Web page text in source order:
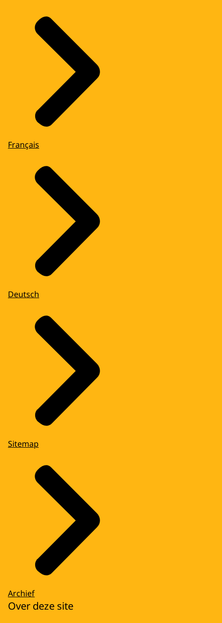
Français
Deutsch
Sitemap
Archief
Over deze site